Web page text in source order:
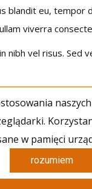
blandit eu,
viverra
nibh vel risus. Sed
w pamięci
rozumiem